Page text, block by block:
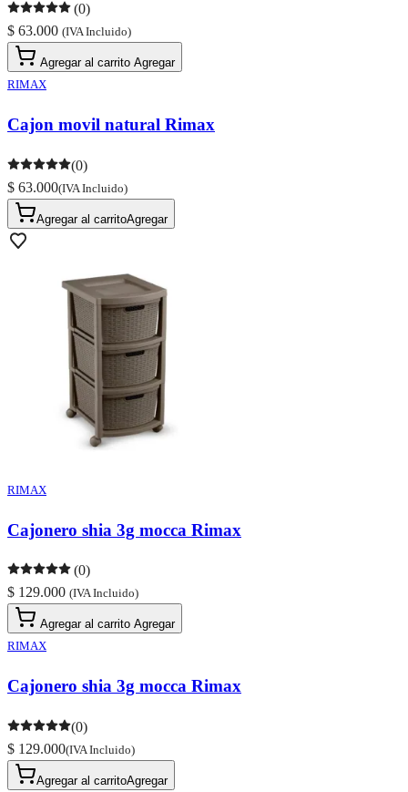
(0)
$ 63.000 (IVA Incluido)
Agregar al carrito Agregar
RIMAX
Cajon movil natural Rimax
(0)
$ 63.000(IVA Incluido)
Agregar al carritoAgregar
RIMAX
Cajonero shia 3g mocca Rimax
(0)
$ 129.000 (IVA Incluido)
Agregar al carrito Agregar
RIMAX
Cajonero shia 3g mocca Rimax
(0)
$ 129.000(IVA Incluido)
Agregar al carritoAgregar